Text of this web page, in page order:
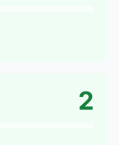
2